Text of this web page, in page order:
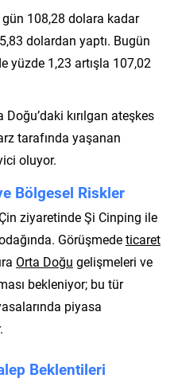
108,28 dolara kadar
dolardan yaptı. Bugün
yüzde 1,23 artışla 107,02
kırılgan ateşkes
tarafında yaşanan
oluyor.
Bölgesel Riskler
ziyaretinde Şi Cinping ile
Görüşmedeticaret
Orta Doğu gelişmeleri ve
bekleniyor; bu tür
piyasa
Beklentileri